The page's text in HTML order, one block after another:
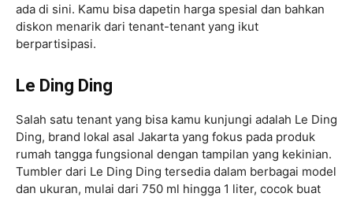
ada di sini. Kamu bisa dapetin harga spesial dan bahkan
diskon menarik dari tenant-tenant yang ikut
berpartisipasi.
Le Ding Ding
Salah satu tenant yang bisa kamu kunjungi adalah Le Ding
Ding, brand lokal asal Jakarta yang fokus pada produk
rumah tangga fungsional dengan tampilan yang kekinian.
Tumbler dari Le Ding Ding tersedia dalam berbagai model
dan ukuran, mulai dari 750 ml hingga 1 liter, cocok buat